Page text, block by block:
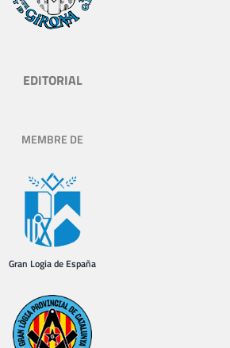
EDITORIAL
MEMBRE DE
Gran Logia de España